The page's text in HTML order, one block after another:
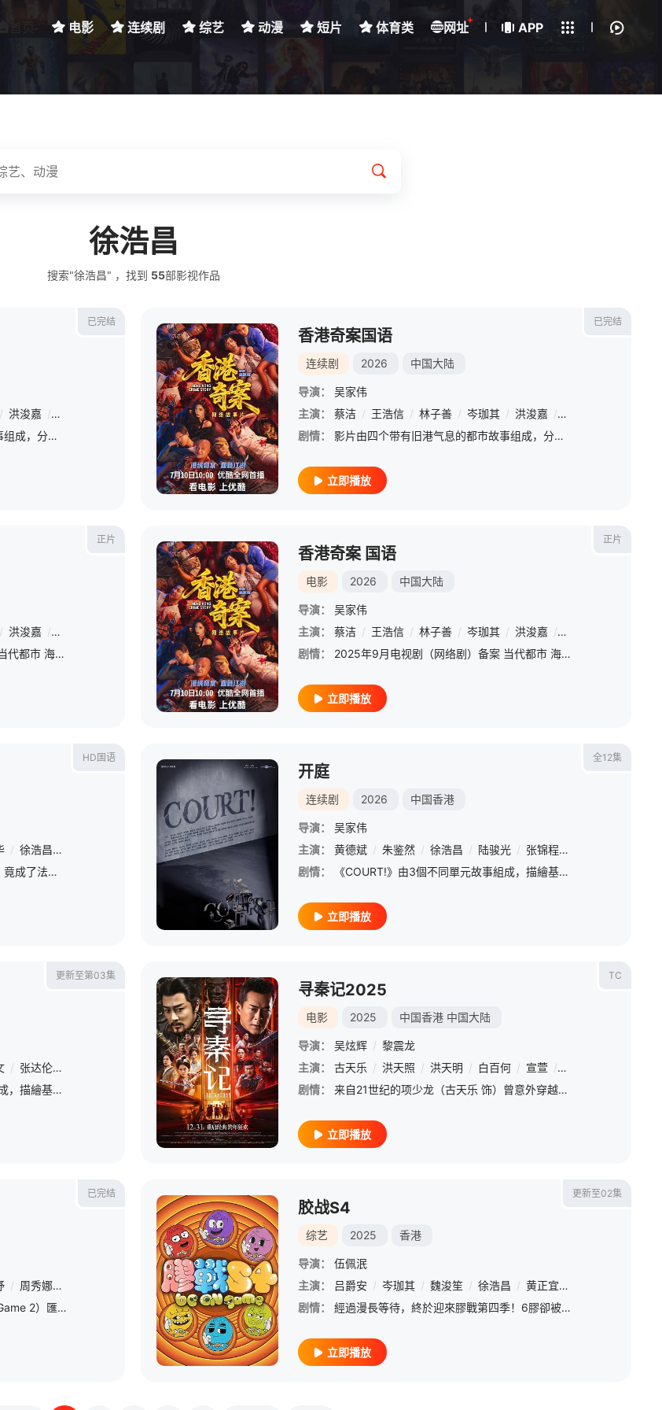
电影 连续剧 综艺 动漫 短片 体育类 网址
+
APP
下载客户端
我的观影记录
徐浩昌
搜索"徐浩昌" ，找到 55部影视作品
已完结
/ 洪浚嘉 / 何珮瑜 张建声 / 徐浩昌 / 彭皓锋 陈佳宁 / 苏宸褕 / 陈颖进 / 丘子健 / 陈欣妍 / 白柳嫣
影片由四个带有旧港气息的都市故事组成，分别以伪盲女智斗杀手、狗仔缉凶、黑帮角斗以及职场女性被上司迫害为切口，借黑帮、狗仔文化、霓虹街巷的罪恶等上世纪香港特有社会产物，展现九十年代香港的江湖秩序、娱乐浮
已完结
香港奇案国语
连续剧 2026 中国大陆
导演：
吴家伟
主演：
蔡洁 / 王浩信 / 林子善 / 岑珈其 / 洪浚嘉 / 何珮瑜
剧情：
影片由四个带有旧港气息的都市故事组成，分别以伪盲女智斗杀手、狗仔缉凶、黑帮角斗以及职场女性被上司迫害为切口，借黑帮、狗仔文化、霓虹街巷的罪恶等上世纪香港特有社会产物，展现九十年代香港的江湖秩序、娱乐浮
立即播放
正片
/ 洪浚嘉 / 何珮瑜 张建声 / 徐浩昌 / 彭皓锋 陈佳宁 / 苏宸褕 / 陈颖进 / 丘子健 / 陈欣妍 / 白柳嫣
2025年9月电视剧（网络剧）备案 当代都市 海南澳洋文娱传媒有限公司
正片
香港奇案 国语
电影 2026 中国大陆
导演：
吴家伟
主演：
蔡洁 / 王浩信 / 林子善 / 岑珈其 / 洪浚嘉 / 何珮瑜
剧情：
2025年9月电视剧（网络剧）备案 当代都市 海南澳洋文娱传媒有限公司
立即播放
HD国语
/ 徐浩昌 / 谷德昭 / 廖子妤 / / 黄子华 / 陈郁宪 / 甄懋强 / 洪林小湛 / 罗孝勇 / 杨偲泳
一宗国际名模涉嫌虐待女儿的冤案，竟成了法律界、权贵与名媛之间的角力场！社会金字塔顶层的钟氏家族，如何用尽权力与资源去自保？以林凉水（黄子华 饰）为代表的律师们又如何在重重困难下伸张正义？
全12集
开庭
连续剧 2026 中国香港
导演：
吴家伟
主演：
黄德斌 / 朱鉴然 / 徐浩昌 / 陆骏光 / 张锦程 /
剧情：
《COURT!》由3個不同單元故事組成，描繪基於不同觀點角度、難以致信的巧合或為了維護更公平的法律原則，都影響著所有案件在法庭上的細節，令最終「真相」的呈現面臨著不同挑戰和考驗。
立即播放
更新至第03集
/ 张达伦 / 黄正宜 / 黄德斌 / 许博文 / 欧镇灏 / 徐浩昌 / 苏家乐 / 伍咏诗 / 彭杏英 / 陈淑仪
《COURT!》由3個不同單元故事組成，描繪基於不同觀點角度、難以致信的巧合或為了維護更公平的法律原則，都影響著所有案件在法庭上的細節，令最終「真相」的呈現面臨著不同挑戰和考驗。
TC
寻秦记2025
电影 2025 中国香港 中国大陆
导演： 吴炫辉 / 黎震龙
主演：
古天乐 / 洪天照 / 洪天明 / 白百何 / 宣萱 / 张继聪
剧情：
来自21世纪的项少龙（古天乐 饰）曾意外穿越，并助秦王（林峯 饰）一统天下，这段跨越时空的宿命纠缠将两人紧紧捆绑，两人也成为亦师亦友的情感羁绊。然而，在项少龙归隐田园多年后，未知穿越者却骤然降临，大国
立即播放
已完结
/ 周秀娜 / 卢镇业 / 钱嘉乐 / 洪天明 / 沈震轩 / 吴肇轩 / 魏浚笙 / 云浩影 / 阮小仪 / 森美
《墨魚遊戲2》（英文：Cuttlefish Game 2）匯集100位來自不同界別的香港藝人一齊玩香港人的兒時遊戲，競逐10萬獎金。
更新至02集
胶战S4
综艺 2025 香港
导演：
伍佩泯
主演：
吕爵安 / 岑珈其 / 魏浚笙 / 徐浩昌 / 黄正宜 /
剧情：
經過漫長等待，終於迎來膠戰第四季！6膠卻被迫停留在膠戰世界，原來一切皆因Edan 對膠戰的愛。一股神秘力量出現，將6膠吸入異世界！要逃回現實，6膠需要進入不同的奇異世界，盡力玩一個又一個遊戲，才能打開
立即播放